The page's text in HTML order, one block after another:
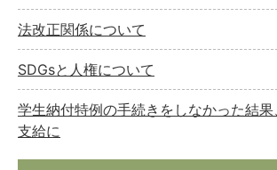
法改正関係について
SDGsと人権について
学生納付特例の手続きをしなかった結
支給に